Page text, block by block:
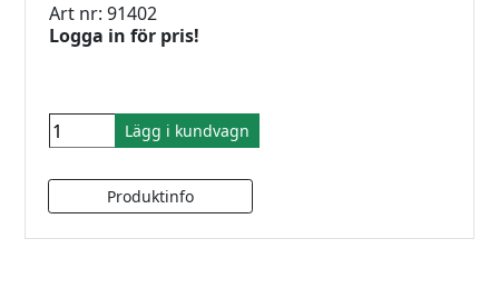
Art nr: 91402
Logga in för pris!
Lägg i kundvagn